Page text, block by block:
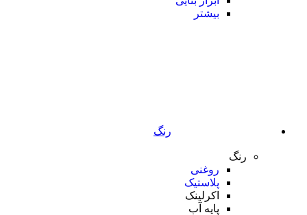
بیشتر
رنگ
رنگ
روغنی
پلاستیک
اکرلینک
پایه آب